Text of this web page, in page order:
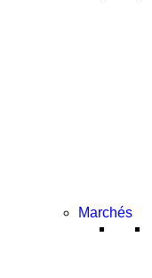
Marchés